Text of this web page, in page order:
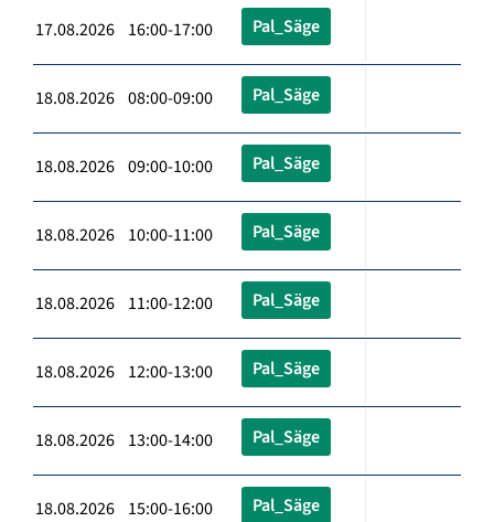
17.08.2026 16:00-17:00 Pal_Säge
18.08.2026 08:00-09:00 Pal_Säge
18.08.2026 09:00-10:00 Pal_Säge
18.08.2026 10:00-11:00 Pal_Säge
18.08.2026 11:00-12:00 Pal_Säge
18.08.2026 12:00-13:00 Pal_Säge
18.08.2026 13:00-14:00 Pal_Säge
18.08.2026 15:00-16:00 Pal_Säge